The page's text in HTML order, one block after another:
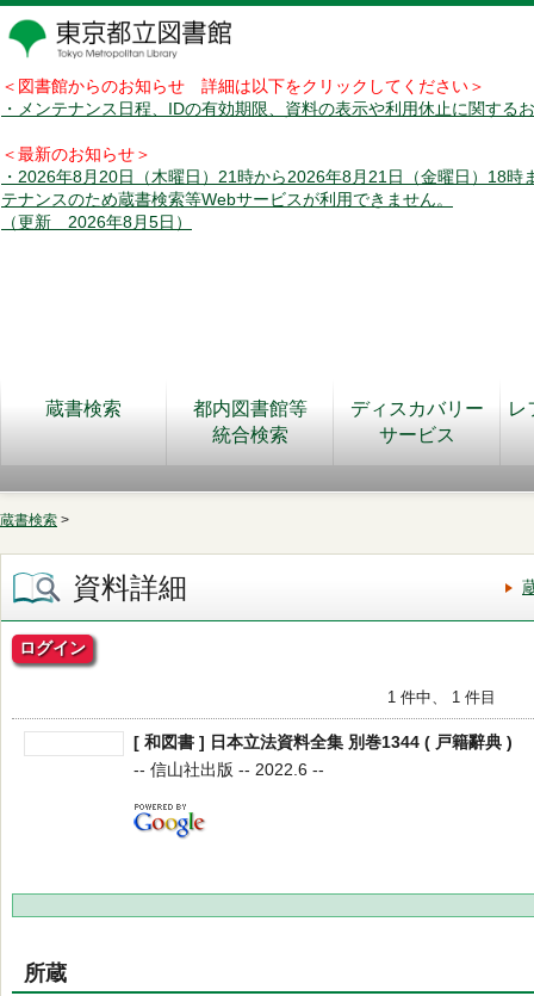
＜図書館からのお知らせ 詳細は以下をクリックしてください＞
・メンテナンス日程、IDの有効期限、資料の表示や利用休止に関する
＜最新のお知らせ＞
・2026年8月20日（木曜日）21時から2026年8月21日（金曜日）18時
テナンスのため蔵書検索等Webサービスが利用できません。
（更新 2026年8月5日）
蔵書検索
都内図書館等
統合検索
ディスカバリー
サービス
レ
蔵書検索 >
資料詳細
ログイン
1 件中、 1 件目
[ 和図書 ] 日本立法資料全集 別巻1344 ( 戸籍辭典 )
-- 信山社出版 -- 2022.6 --
所蔵